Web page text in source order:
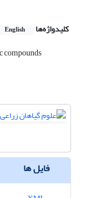
کلیدواژه‌ها English
compounds
فایل ها